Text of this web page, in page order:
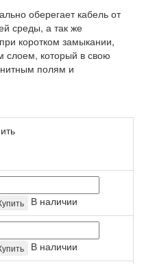
оберегает кабель от
среды, а так же
коротком замыкании,
который в свою
полям и
В наличии
В наличии